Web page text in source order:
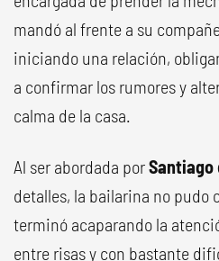
mandó al frente a su
iniciando una relación,
a confirmar los rumores y
calma de la casa.
Al ser abordada porSantiago
detalles, la bailarina no pudo
terminó acaparando la
entre risas y con bastante